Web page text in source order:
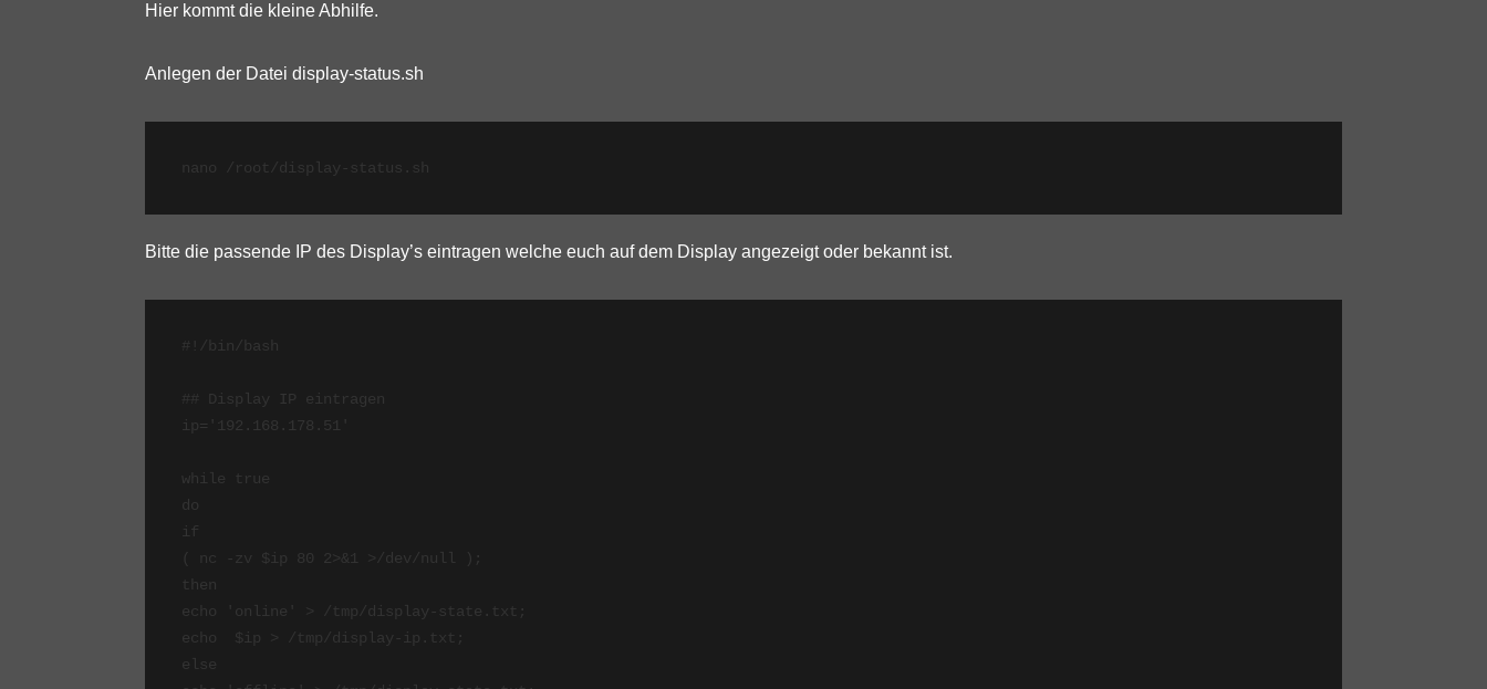
Hier kommt die kleine Abhilfe.
Anlegen der Datei display-status.sh
nano /root/display-status.sh
Bitte die passende IP des Display’s eintragen welche euch auf dem Display angezeigt oder bekannt ist.
#!/bin/bash
## Display IP eintragen
ip='192.168.178.51'
while true
do
if
( nc -zv $ip 80 2>&1 >/dev/null );
then
echo 'online' > /tmp/display-state.txt;
echo  $ip > /tmp/display-ip.txt;
else